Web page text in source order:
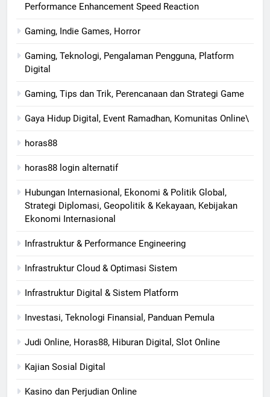
Performance Enhancement Speed Reaction
Gaming, Indie Games, Horror
Gaming, Teknologi, Pengalaman Pengguna, Platform
Digital
Gaming, Tips dan Trik, Perencanaan dan Strategi Game
Gaya Hidup Digital, Event Ramadhan, Komunitas Online\
horas88
horas88 login alternatif
Hubungan Internasional, Ekonomi & Politik Global,
Strategi Diplomasi, Geopolitik & Kekayaan, Kebijakan
Ekonomi Internasional
Infrastruktur & Performance Engineering
Infrastruktur Cloud & Optimasi Sistem
Infrastruktur Digital & Sistem Platform
Investasi, Teknologi Finansial, Panduan Pemula
Judi Online, Horas88, Hiburan Digital, Slot Online
Kajian Sosial Digital
Kasino dan Perjudian Online